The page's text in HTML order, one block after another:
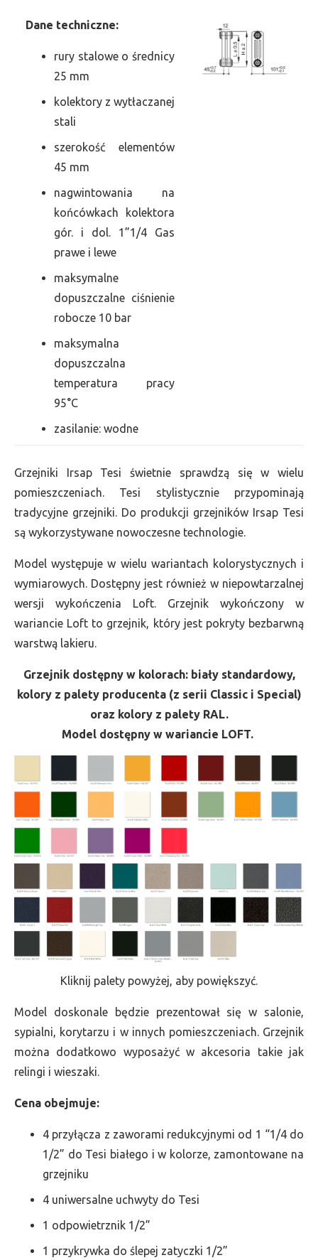
Dane techniczne:
rury stalowe o średnicy
25 mm
kolektory z wytłaczanej
stali
szerokość elementów
45 mm
nagwintowania na
końcówkach kolektora
gór. i dol. 1”1/4 Gas
prawe i lewe
maksymalne
dopuszczalne ciśnienie
robocze 10 bar
maksymalna
dopuszczalna
temperatura pracy
95°C
zasilanie: wodne
Grzejniki Irsap Tesi świetnie sprawdzą się w wielu
pomieszczeniach. Tesi stylistycznie przypominają
tradycyjne grzejniki. Do produkcji grzejników Irsap Tesi
są wykorzystywane nowoczesne technologie.
Model występuje w wielu wariantach kolorystycznych i
wymiarowych. Dostępny jest również w niepowtarzalnej
wersji wykończenia Loft. Grzejnik wykończony w
wariancie Loft to grzejnik, który jest pokryty bezbarwną
warstwą lakieru.
Grzejnik dostępny w kolorach: biały standardowy,
kolory z palety producenta (z serii Classic i Special)
oraz kolory z palety RAL.
Model dostępny w wariancie LOFT.
Kliknij palety powyżej, aby powiększyć.
Model doskonale będzie prezentował się w salonie,
sypialni, korytarzu i w innych pomieszczeniach. Grzejnik
można dodatkowo wyposażyć w akcesoria takie jak
relingi i wieszaki.
Cena obejmuje:
4 przyłącza z zaworami redukcyjnymi od 1 “1/4 do
1/2” do Tesi białego i w kolorze, zamontowane na
grzejniku
4 uniwersalne uchwyty do Tesi
1 odpowietrznik 1/2”
1 przykrywka do ślepej zatyczki 1/2”